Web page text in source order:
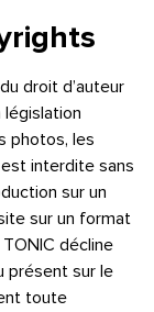
droit d’auteur
photos, les
interdite sans
sur un
sur un format
décline
présent sur le
toute